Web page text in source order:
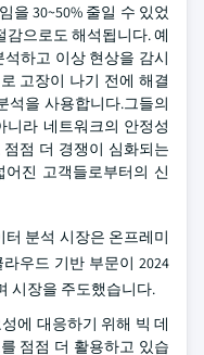
을 30~50% 줄일 수 있었
감으로도 해석됩니다. 예
석하고 이상 현상을 감시
고장이 나기 전에 해결
석을 사용합니다.그들의
라 네트워크의 안정성
점 더 경쟁이 심화되는
진 고객들로부터의 신
분석 시장은 온프레미
우드 기반 부문이 2024
시장을 주도했습니다.
에 대응하기 위해 빅 데
점점 더 활용하고 있습